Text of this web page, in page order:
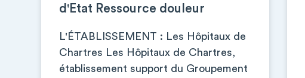
d'Etat Ressource douleur
L'ÉTABLISSEMENT : Les Hôpitaux de
Chartres Les Hôpitaux de Chartres,
établissement support du Groupement